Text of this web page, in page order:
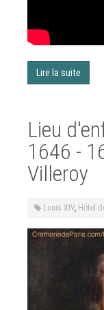
Lire la suite
Lieu
1646 -
Villeroy
Louis XIV, Hôtel